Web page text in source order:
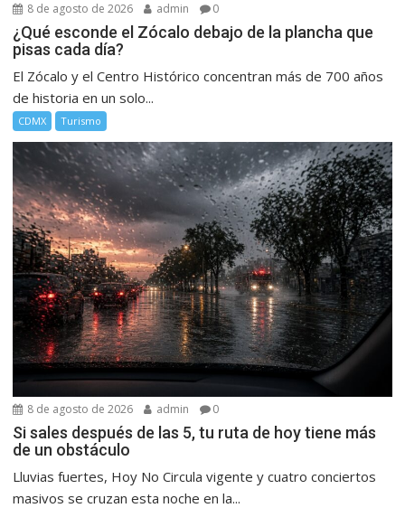
8 de agosto de 2026 admin 0
¿Qué esconde el Zócalo debajo de la plancha que
pisas cada día?
El Zócalo y el Centro Histórico concentran más de 700 años
de historia en un solo...
CDMX Turismo
8 de agosto de 2026 admin 0
Si sales después de las 5, tu ruta de hoy tiene más
de un obstáculo
Lluvias fuertes, Hoy No Circula vigente y cuatro conciertos
masivos se cruzan esta noche en la...